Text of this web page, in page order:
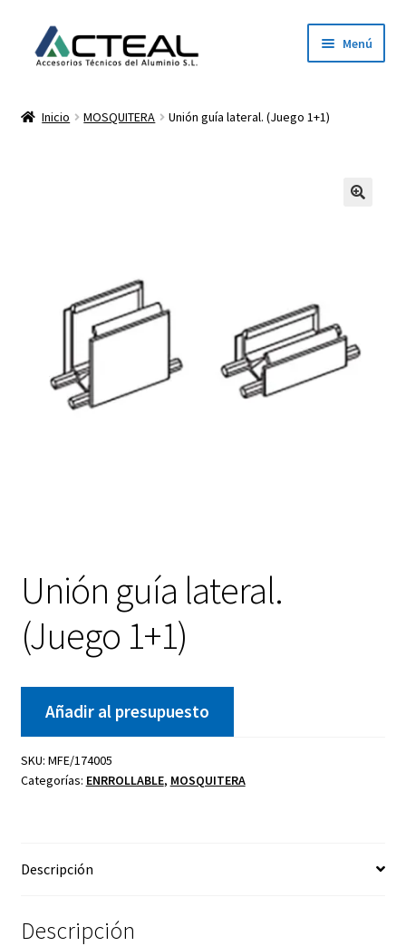
Menú
Dónde estamos
Descargar catálogo 2026
Inicio MOSQUITERA Unión guía lateral. (Juego 1+1)
Unión guía lateral.
(Juego 1+1)
Añadir al presupuesto
SKU: MFE/174005
Categorías: ENRROLLABLE, MOSQUITERA
Descripción
Descripción